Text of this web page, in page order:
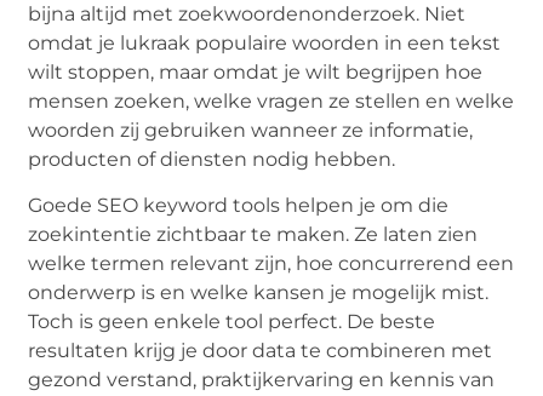
bijna altijd met zoekwoordenonderzoek. Niet
omdat je lukraak populaire woorden in een tekst
wilt stoppen, maar omdat je wilt begrijpen hoe
mensen zoeken, welke vragen ze stellen en welke
woorden zij gebruiken wanneer ze informatie,
producten of diensten nodig hebben.
Goede SEO keyword tools helpen je om die
zoekintentie zichtbaar te maken. Ze laten zien
welke termen relevant zijn, hoe concurrerend een
onderwerp is en welke kansen je mogelijk mist.
Toch is geen enkele tool perfect. De beste
resultaten krijg je door data te combineren met
gezond verstand, praktijkervaring en kennis van